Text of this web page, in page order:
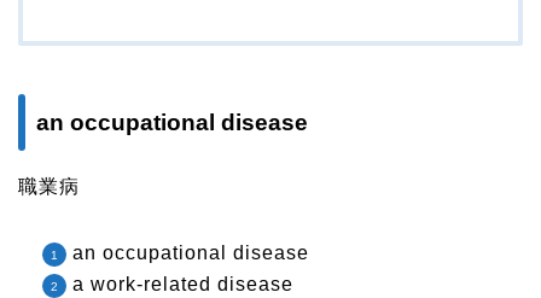
an occupational disease
職業病
an occupational disease
a work-related disease